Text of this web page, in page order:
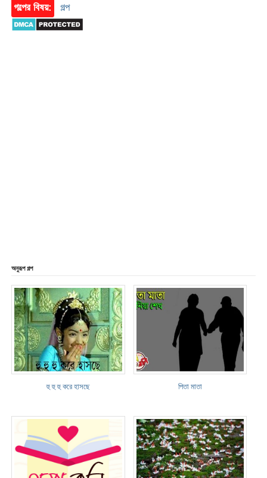
গল্পের বিষয়: গল্প
অনুরূপ গল্প
হু হু হু করে হাসছে পিতা মাতা